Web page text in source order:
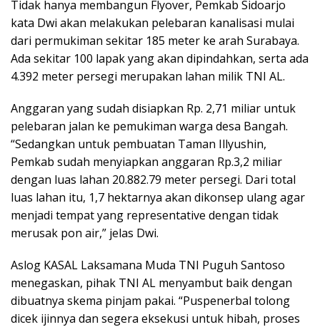
Tidak hanya membangun Flyover, Pemkab Sidoarjo
kata Dwi akan melakukan pelebaran kanalisasi mulai
dari permukiman sekitar 185 meter ke arah Surabaya.
Ada sekitar 100 lapak yang akan dipindahkan, serta ada
4.392 meter persegi merupakan lahan milik TNI AL.
Anggaran yang sudah disiapkan Rp. 2,71 miliar untuk
pelebaran jalan ke pemukiman warga desa Bangah.
“Sedangkan untuk pembuatan Taman Illyushin,
Pemkab sudah menyiapkan anggaran Rp.3,2 miliar
dengan luas lahan 20.882.79 meter persegi. Dari total
luas lahan itu, 1,7 hektarnya akan dikonsep ulang agar
menjadi tempat yang representative dengan tidak
merusak pon air,” jelas Dwi.
Aslog KASAL Laksamana Muda TNI Puguh Santoso
menegaskan, pihak TNI AL menyambut baik dengan
dibuatnya skema pinjam pakai. “Puspenerbal tolong
dicek ijinnya dan segera eksekusi untuk hibah, proses